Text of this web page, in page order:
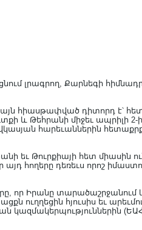
լրագրող, Քարնեգի
հիասթափված դիտորդ է՝
և Թեհրանի միջեւ ապրիլի 2-
հարեւաններին
եւ Թուրքիայի հետ միասին
հողերը դեռեւս որոշ
որ Իրանը տարածաշրջանում
ուղղեցին հյուսիս եւ